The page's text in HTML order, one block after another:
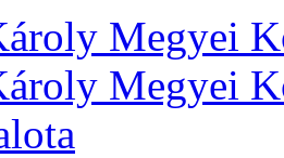
Megyei
Megyei